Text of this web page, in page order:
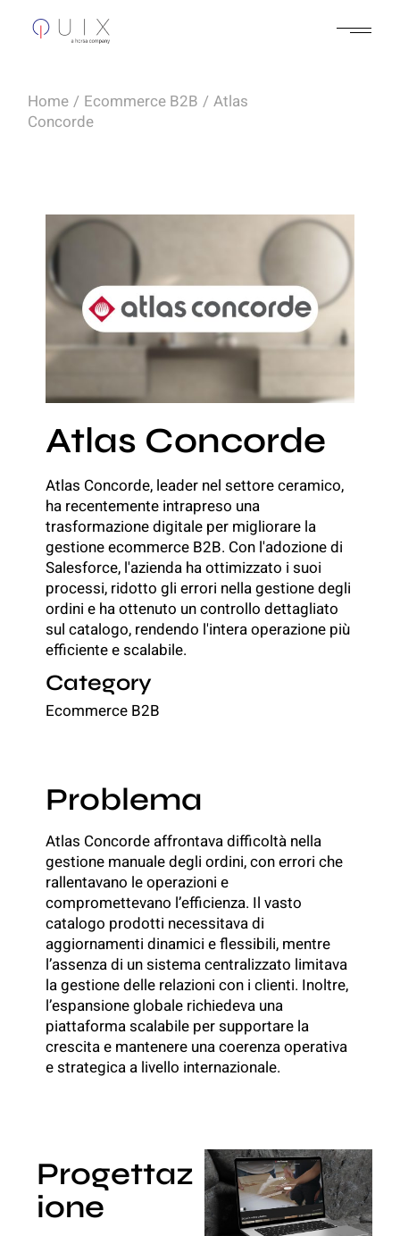
Home Ecommerce B2B
Atlas
Concorde
Atlas Concorde
Atlas Concorde, leader nel settore ceramico,
ha recentemente intrapreso una
trasformazione digitale per migliorare la
gestioneecommerce B2B. Con l'adozione di
Salesforce, l'azienda ha ottimizzato i suoi
processi, ridotto gli errori nella gestione degli
ordini e ha ottenuto un controllo dettagliato
sul catalogo, rendendo l'intera operazione più
efficiente e scalabile.
Category
Ecommerce B2B
Problema
Atlas Concorde affrontava difficoltà nella
gestione manuale degli ordini, con errori che
rallentavano le operazioni e
compromettevano l’efficienza. Il vasto
catalogo prodotti necessitava di
aggiornamenti dinamici e flessibili, mentre
l’assenza di un sistema centralizzato limitava
la gestione delle relazioni con i clienti. Inoltre,
l’espansione globale richiedeva una
piattaforma scalabile per supportare la
crescita e mantenere una coerenza operativa
e strategica a livello internazionale.
Progettaz
ione